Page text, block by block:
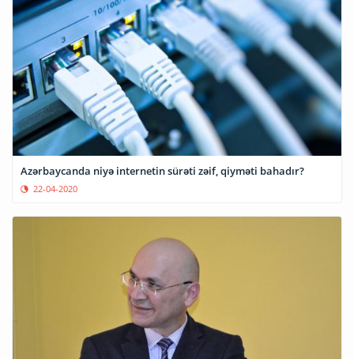
Azərbaycanda niyə internetin sürəti zəif, qiyməti bahadır?
22-04-2020